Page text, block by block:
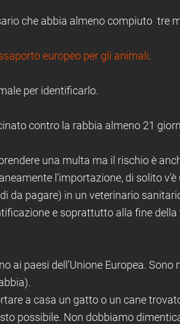
che abbia almeno compiuto tre
europeo per gli animali.
per identificarlo.
contro la rabbia almeno 21
una multa ma il rischio è
l'importazione, di solito
da pagare) in un veterinario
e soprattutto alla fine
ai paesi dell'Unione Europea.
a casa un gatto o un cane
possibile. Non dobbiamo